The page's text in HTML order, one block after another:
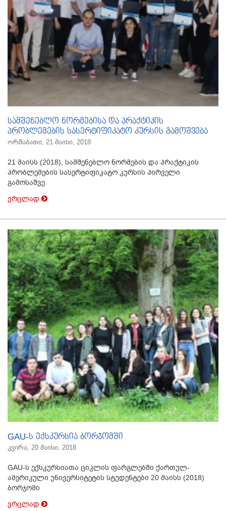
სამშენებლო ნორმებისა და პრაქტიკის
პრობლემების სასერტიფიკატო კურსის გამოშვება
ორშაბათი, 21 მაისი, 2018
21 მაისს (2018), სამშენებლო ნორმების და პრაქტიკის
პრობლემების სასერტიფიკატო კურსის პირველი
გამოსაშვე
ვრცლად
GAU-ს ექსკურსია ბორჯომში
კვირა, 20 მაისი, 2018
GAU-ს ექსკურსიათა ციკლის ფარგლებში ქართულ-
ამერიკული უნივერსიტეტის სტუდენტები 20 მაისს (2018)
ბორჯომი
ვრცლად